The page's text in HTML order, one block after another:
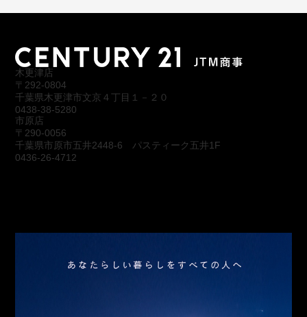
木更津店
〒292-0804
千葉県木更津市文京４丁目１－２０
0438-38-5280
市原店
〒290-0056
千葉県市原市五井2448-6 パスティーク五井1F
0436-26-4712